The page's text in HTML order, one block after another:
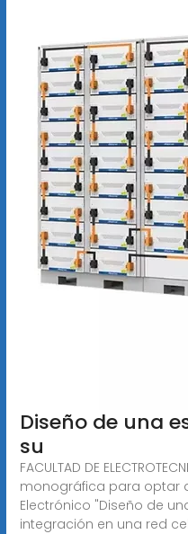
Diseño de una
su
FACULTAD DE
monográfica para optar
Electrónico "Diseño de
integración en una red